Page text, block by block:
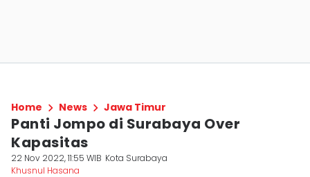
Home News Jawa Timur
Panti Jompo di Surabaya Over
Kapasitas
22 Nov 2022, 11:55 WIB Kota Surabaya
Khusnul Hasana